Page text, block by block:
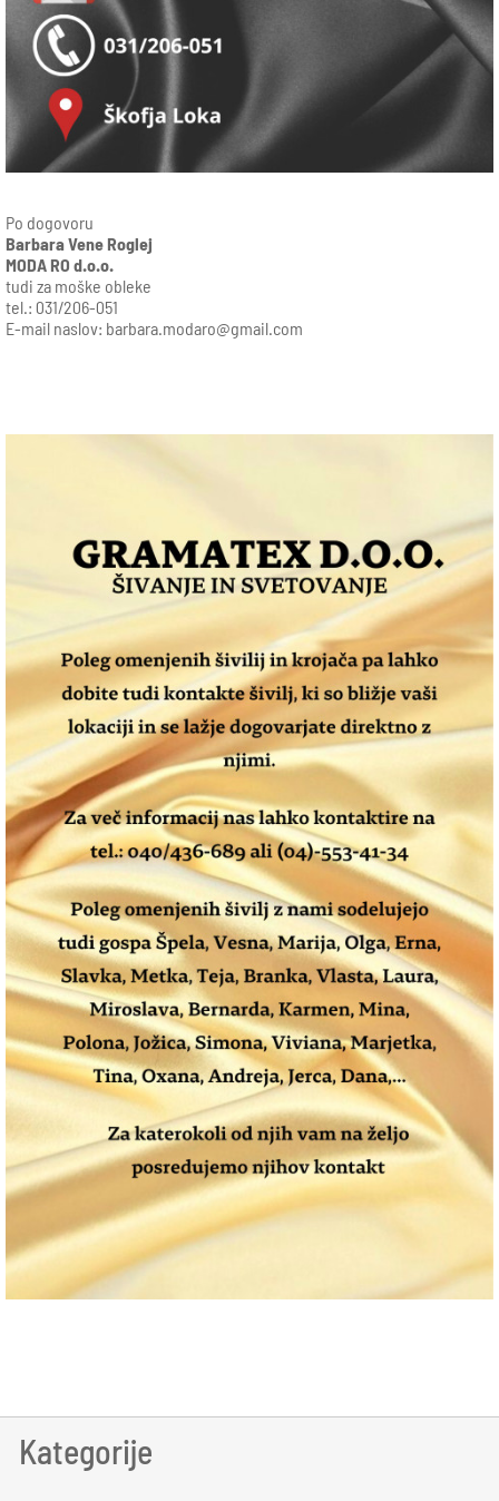
Po dogovoru
Barbara Vene Roglej
MODA RO d.o.o.
tudi za moške obleke
tel.: 031/206-051
E-mail naslov: barbara.modaro@gmail.com
Kategorije